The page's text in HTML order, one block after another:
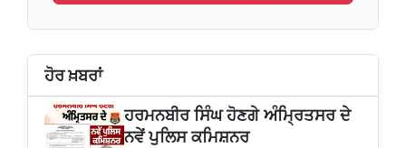
ਹੋਰ ਖ਼ਬਰਾਂ
ਹਰਮਨਬੀਰ ਸਿੰਘ ਹੋਣਗੇ ਅੰਮ੍ਰਿਤਸਰ ਦੇ
ਨਵੇਂ ਪੁਲਿਸ ਕਮਿਸ਼ਨਰ